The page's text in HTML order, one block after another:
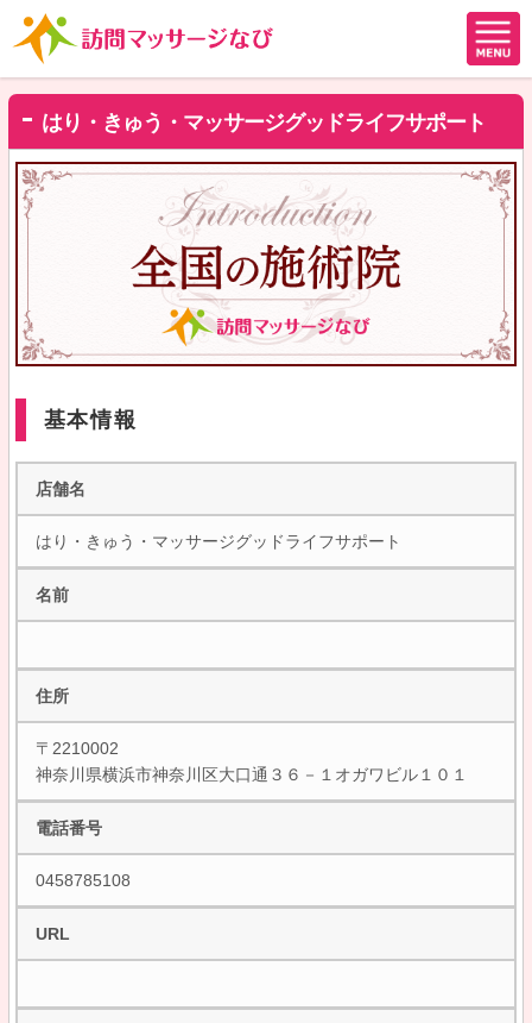
はり・きゅう・マッサージグッドライフサポート
基本情報
店舗名
はり・きゅう・マッサージグッドライフサポート
名前
住所
〒2210002
神奈川県横浜市神奈川区大口通３６－１オガワビル１０１
電話番号
0458785108
URL